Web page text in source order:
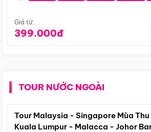
Giá từ:
399.000đ
TOUR NƯỚC NGOÀI
Tour Malaysia - Singapore Mùa Thu
Kuala Lumpur - Malacca - Johor